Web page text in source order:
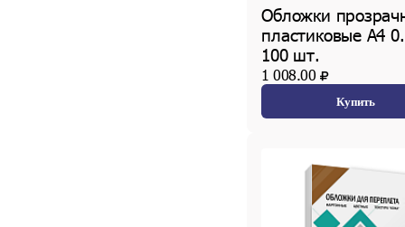
Обложки
пластиковые А4
100 шт.
1 008.00
Купить